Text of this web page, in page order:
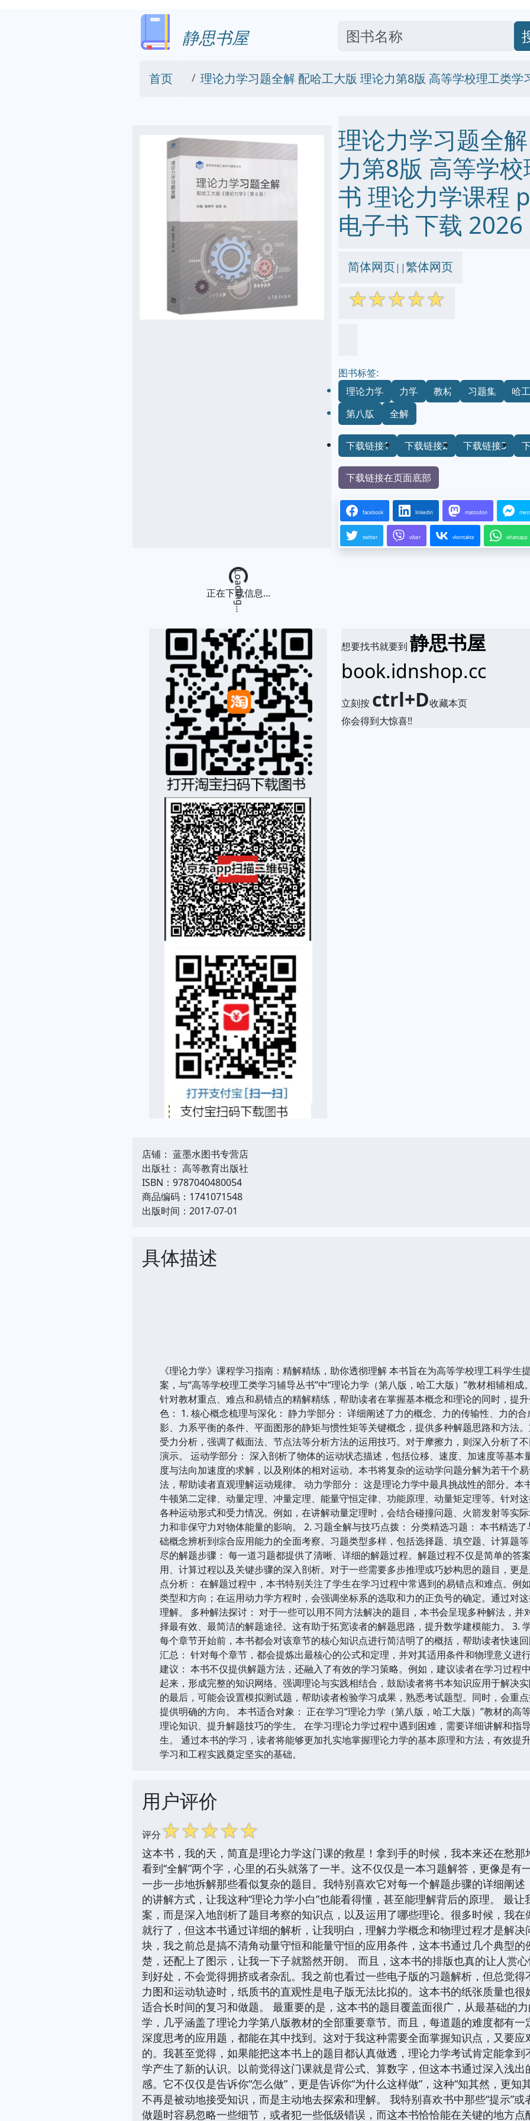
静思书屋
首页 理论力学习题全解 配哈工大版 理论力第8版 高等学校理工类学
理论力学习题全
力第8版 高等学
书 理论力学课程
电子书 下载 2026
简体网页||繁体网页
☆☆☆☆☆
图书标签:
理论力学
力学 教材 习题集
哈
第八版
全解
下载链接1 下载链接2 下载链接3
下载链接在页面底部
facebook linkedin mastodon
twitter viber vkontakte whatsapp
Loading...
正在下载信息...
想要找书就要到静思书屋
book.idnshop.cc
立刻按 ctrl+D收藏本页
你会得到大惊喜!!
店铺： 蓝墨水图书专营店
出版社： 高等教育出版社
ISBN：9787040480054
商品编码：1741071548
出版时间：2017-07-01
具体描述
《理论力学》课程学习指南：精解精练，助你透彻理解 本书旨在为高等学校理工科学
案，与“高等学校理工类学习辅导丛书”中“理论力学（第八版，哈工大版）”教材相辅相
针对教材重点、难点和易错点的精解精练，帮助读者在掌握基本概念和理论的同时，提
色： 1. 核心概念梳理与深化： 静力学部分： 详细阐述了力的概念、力的传输性、力的
影、力系平衡的条件、平面图形的静矩与惯性矩等关键概念，提供多种解题思路和方法
受力分析，强调了截面法、节点法等分析方法的运用技巧。对于摩擦力，则深入分析了
演示。 运动学部分： 深入剖析了物体的运动状态描述，包括位移、速度、加速度等基
度与法向加速度的求解，以及刚体的相对运动。本书将复杂的运动学问题分解为若干个
法，帮助读者直观理解运动规律。 动力学部分： 这是理论力学中最具挑战性的部分。
牛顿第二定律、动量定理、冲量定理、能量守恒定律、功能原理、动量矩定理等。针对
各种运动形式和受力情况。例如，在讲解动量定理时，会结合碰撞问题、火箭发射等实
力和非保守力对物体能量的影响。 2. 习题全解与技巧点拨： 分类精选习题： 本书精选
础概念辨析到综合应用能力的全面考察。习题类型多样，包括选择题、填空题、计算题
尽的解题步骤： 每一道习题都提供了清晰、详细的解题过程。解题过程不仅是简单的答
用、计算过程以及关键步骤的深入剖析。对于一些需要多步推理或巧妙构思的题目，更
点分析： 在解题过程中，本书特别关注了学生在学习过程中常遇到的易错点和难点。例
类型和方向；在运用动力学方程时，会强调坐标系的选取和力的正负号的确定。通过对
理解。 多种解法探讨： 对于一些可以用不同方法解决的题目，本书会呈现多种解法，
择最有效、最简洁的解题途径。这有助于拓宽读者的解题思路，提升数学建模能力。 3.
每个章节开始前，本书都会对该章节的核心知识点进行简洁明了的概括，帮助读者快速
汇总： 针对每个章节，都会提炼出最核心的公式和定理，并对其适用条件和物理意义进
建议： 本书不仅提供解题方法，还融入了有效的学习策略。例如，建议读者在学习过程
起来，形成完整的知识网络。强调理论与实践相结合，鼓励读者将书本知识应用于解决
的最后，可能会设置模拟测试题，帮助读者检验学习成果，熟悉考试题型。同时，会重
提供明确的方向。 本书适合对象： 正在学习“理论力学（第八版，哈工大版）”教材的高
理论知识、提升解题技巧的学生。 在学习理论力学过程中遇到困难，需要详细讲解和指
生。 通过本书的学习，读者将能够更加扎实地掌握理论力学的基本原理和方法，有效提
学习和工程实践奠定坚实的基础。
用户评价
评分☆☆☆☆☆
这本书，我的天，简直是理论力学这门课的救星！拿到手的时候，我本来还在愁
看到“全解”两个字，心里的石头就落了一半。这不仅仅是一本习题解答，更像是
一步一步地拆解那些看似复杂的题目。我特别喜欢它对每一个解题步骤的详细阐
的讲解方式，让我这种“理论力学小白”也能看得懂，甚至能理解背后的原理。 最
案，而是深入地剖析了题目考察的知识点，以及运用了哪些理论。很多时候，我
就行了，但这本书通过详细的解析，让我明白，理解力学概念和物理过程才是解
块，我之前总是搞不清角动量守恒和能量守恒的应用条件，这本书通过几个典型
楚，还配上了图示，让我一下子就豁然开朗。 而且，这本书的排版也真的让人赏
到好处，不会觉得拥挤或者杂乱。我之前也看过一些电子版的习题解析，但总觉
力图和运动轨迹时，纸质书的直观性是电子版无法比拟的。这本书的纸张质量也
适合长时间的复习和做题。 最重要的是，这本书的题目覆盖面很广，从最基础的
学，几乎涵盖了理论力学第八版教材的全部重要章节。而且，每道题的难度都有
深度思考的应用题，都能在其中找到。这对于我这种需要全面掌握知识点，又要
的。我甚至觉得，如果能把这本书上的题目都认真做透，理论力学考试肯定能拿
学产生了新的认识。以前觉得这门课就是背公式、算数字，但这本书通过深入浅
感。它不仅仅是告诉你“怎么做”，更是告诉你“为什么这样做”，这种“知其然，更
不再是被动地接受知识，而是主动地去探索和理解。 我特别喜欢书中那些“提示”
做题时容易忽略一些细节，或者犯一些低级错误，而这本书恰恰能在关键的地方